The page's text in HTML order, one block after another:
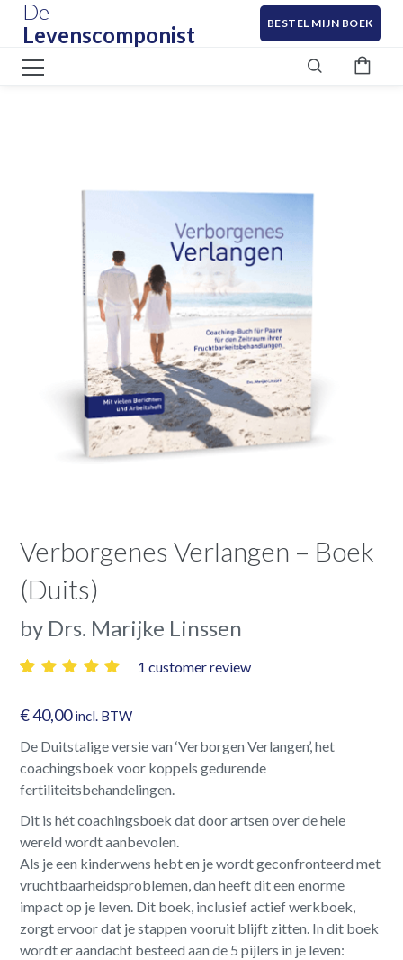
De
Levenscomponist
BESTEL MIJN BOEK
Verborgenes Verlangen – Boek
(Duits)
by Drs. Marijke Linssen
based
customer
1 customer review
€40,00incl. BTW
De Duitstalige versie van ‘Verborgen Verlangen’, het
coachingsboek voor koppels gedurende
fertiliteitsbehandelingen.
Dit is hét coachingsboek dat door artsen over de hele
wereld wordt aanbevolen.
Als je een kinderwens hebt en je wordt geconfronteerd met
vruchtbaarheidsproblemen, dan heeft dit een enorme
impact op je leven. Dit boek, inclusief actief werkboek,
zorgt ervoor dat je stappen vooruit blijft zitten. In dit boek
wordt er aandacht besteed aan de 5 pijlers in je leven: